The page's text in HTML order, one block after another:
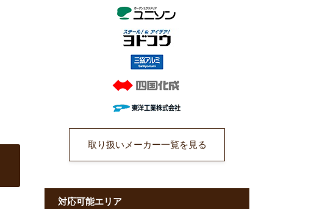
取り扱いメーカー一覧を見る
対応可能エリア